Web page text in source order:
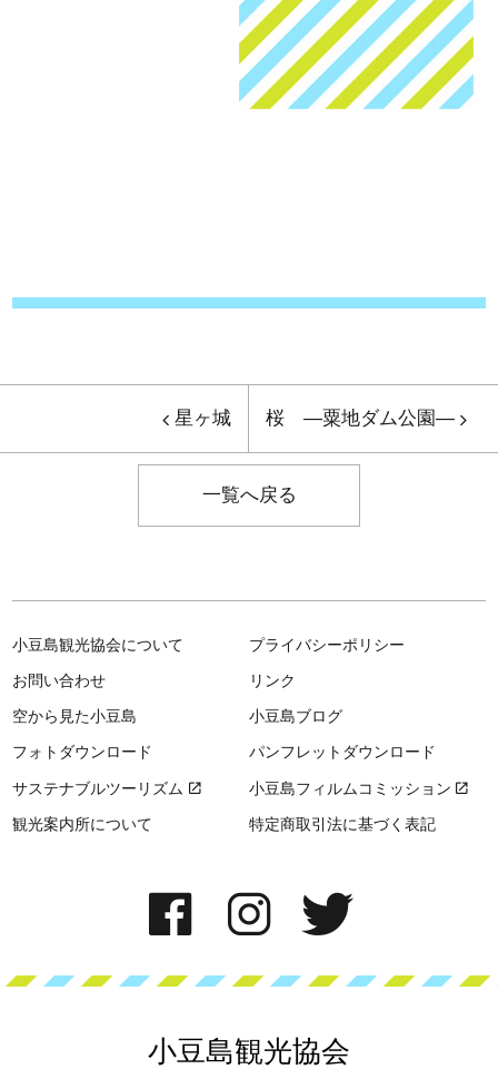
星ヶ城 桜 ―粟地ダム公園―
一覧へ戻る
小豆島観光協会について プライバシーポリシー
お問い合わせ リンク
空から見た小豆島 小豆島ブログ
フォトダウンロード パンフレットダウンロード
サステナブルツーリズム 小豆島フィルムコミッション
観光案内所について 特定商取引法に基づく表記
小豆島観光協会